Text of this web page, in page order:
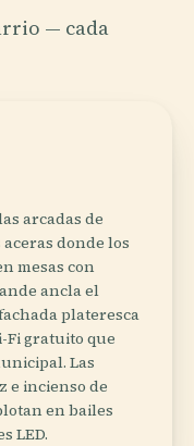
— cada
arcadas de
donde los
mesas con
ancla el
plateresca
Fi gratuito que
Las
e incienso de
en bailes
LED.